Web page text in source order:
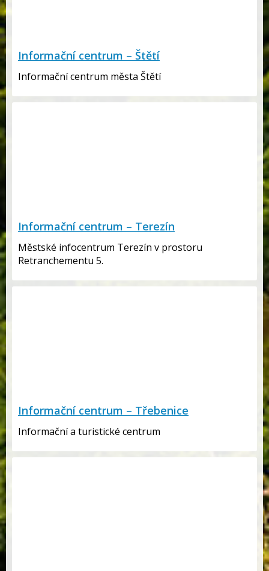
Informační centrum – Štětí
Informační centrum města Štětí
Informační centrum – Terezín
Městské infocentrum Terezín v prostoru
Retranchementu 5.
Informační centrum – Třebenice
Informační a turistické centrum